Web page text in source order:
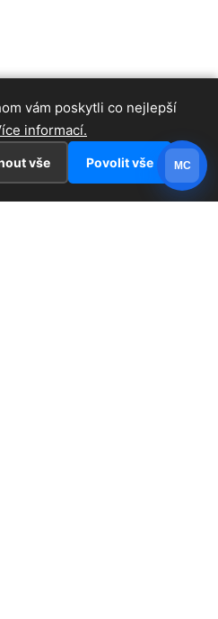
vám poskytli co nejlepší
informací.
vše Povolit vše MC